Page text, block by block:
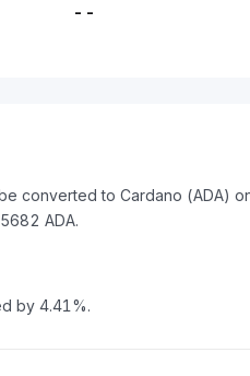
--
converted to Cardano (ADA)
ADA.
by 4.41%.